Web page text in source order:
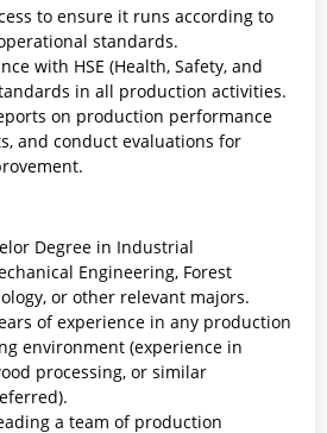
to ensure it runs according to
standards.
with HSE (Health, Safety, and
in all production activities.
on production performance
and conduct evaluations for
Degree in Industrial
Engineering, Forest
or other relevant majors.
of experience in any production
environment (experience in
processing, or similar
a team of production